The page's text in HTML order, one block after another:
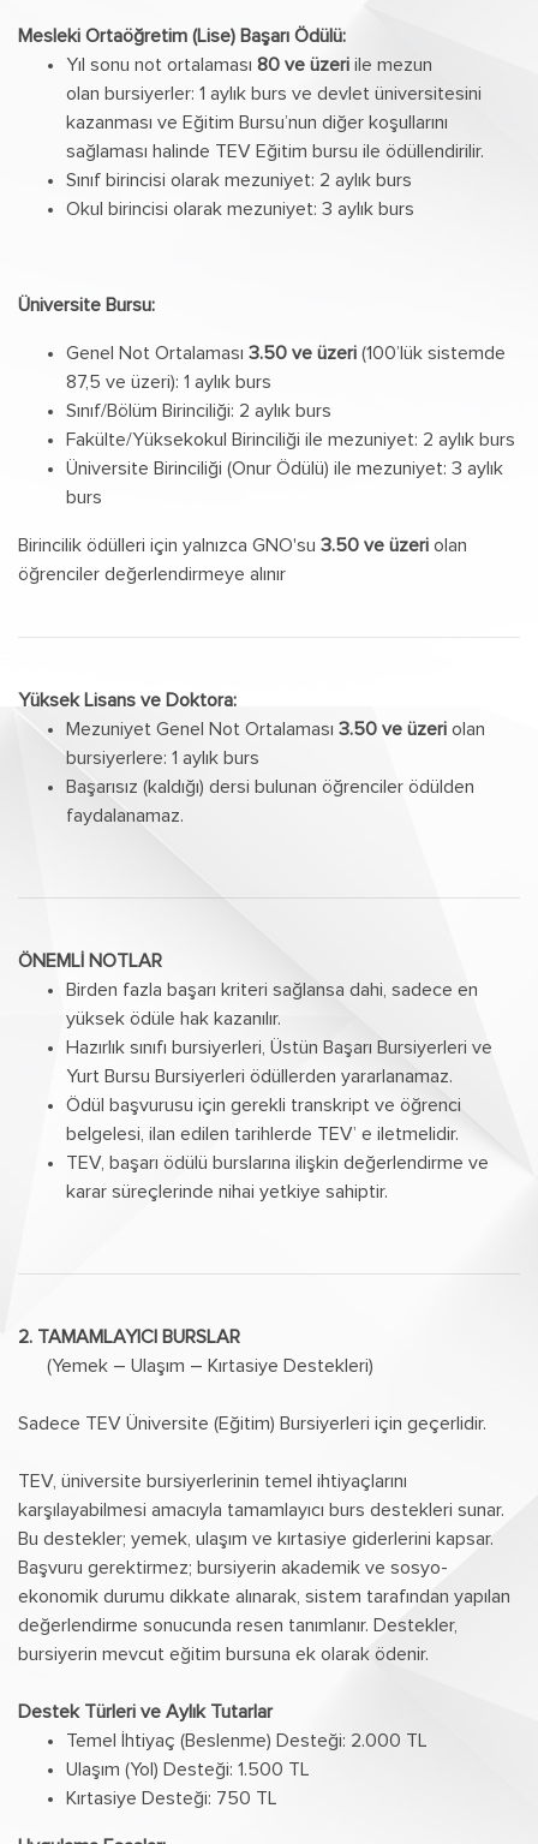
Mesleki Ortaöğretim (Lise) Başarı Ödülü:
Yıl sonu not ortalaması 80 ve üzeri ile mezun
olan bursiyerler: 1 aylık burs ve devlet üniversitesini
kazanması ve Eğitim Bursu’nun diğer koşullarını
sağlaması halinde TEV Eğitim bursu ile ödüllendirilir.
Sınıf birincisi olarak mezuniyet: 2 aylık burs
Okul birincisi olarak mezuniyet: 3 aylık burs
Üniversite Bursu:
Genel Not Ortalaması 3.50 ve üzeri (100’lük sistemde
87,5 ve üzeri): 1 aylık burs
Sınıf/Bölüm Birinciliği: 2 aylık burs
Fakülte/Yüksekokul Birinciliği ile mezuniyet: 2 aylık burs
Üniversite Birinciliği (Onur Ödülü) ile mezuniyet: 3 aylık
burs
Birincilik ödülleri için yalnızca GNO'su 3.50 ve üzeri olan
öğrenciler değerlendirmeye alınır
Yüksek Lisans ve Doktora:
Mezuniyet Genel Not Ortalaması 3.50 ve üzeri olan
bursiyerlere: 1 aylık burs
Başarısız (kaldığı) dersi bulunan öğrenciler ödülden
faydalanamaz.
ÖNEMLİ NOTLAR
Birden fazla başarı kriteri sağlansa dahi, sadece en
yüksek ödüle hak kazanılır.
Hazırlık sınıfı bursiyerleri, Üstün Başarı Bursiyerleri ve
Yurt Bursu Bursiyerleri ödüllerden yararlanamaz.
Ödül başvurusu için gerekli transkript ve öğrenci
belgelesi, ilan edilen tarihlerde TEV’ e iletmelidir.
TEV, başarı ödülü burslarına ilişkin değerlendirme ve
karar süreçlerinde nihai yetkiye sahiptir.
2. TAMAMLAYICI BURSLAR
(Yemek – Ulaşım – Kırtasiye Destekleri)
Sadece TEV Üniversite (Eğitim) Bursiyerleri için geçerlidir.
TEV, üniversite bursiyerlerinin temel ihtiyaçlarını
karşılayabilmesi amacıyla tamamlayıcı burs destekleri sunar.
Bu destekler; yemek, ulaşım ve kırtasiye giderlerini kapsar.
Başvuru gerektirmez; bursiyerin akademik ve sosyo-
ekonomik durumu dikkate alınarak, sistem tarafından yapılan
değerlendirme sonucunda resen tanımlanır. Destekler,
bursiyerin mevcut eğitim bursuna ek olarak ödenir.
Destek Türleri ve Aylık Tutarlar
Temel İhtiyaç (Beslenme) Desteği: 2.000 TL
Ulaşım (Yol) Desteği: 1.500 TL
Kırtasiye Desteği: 750 TL